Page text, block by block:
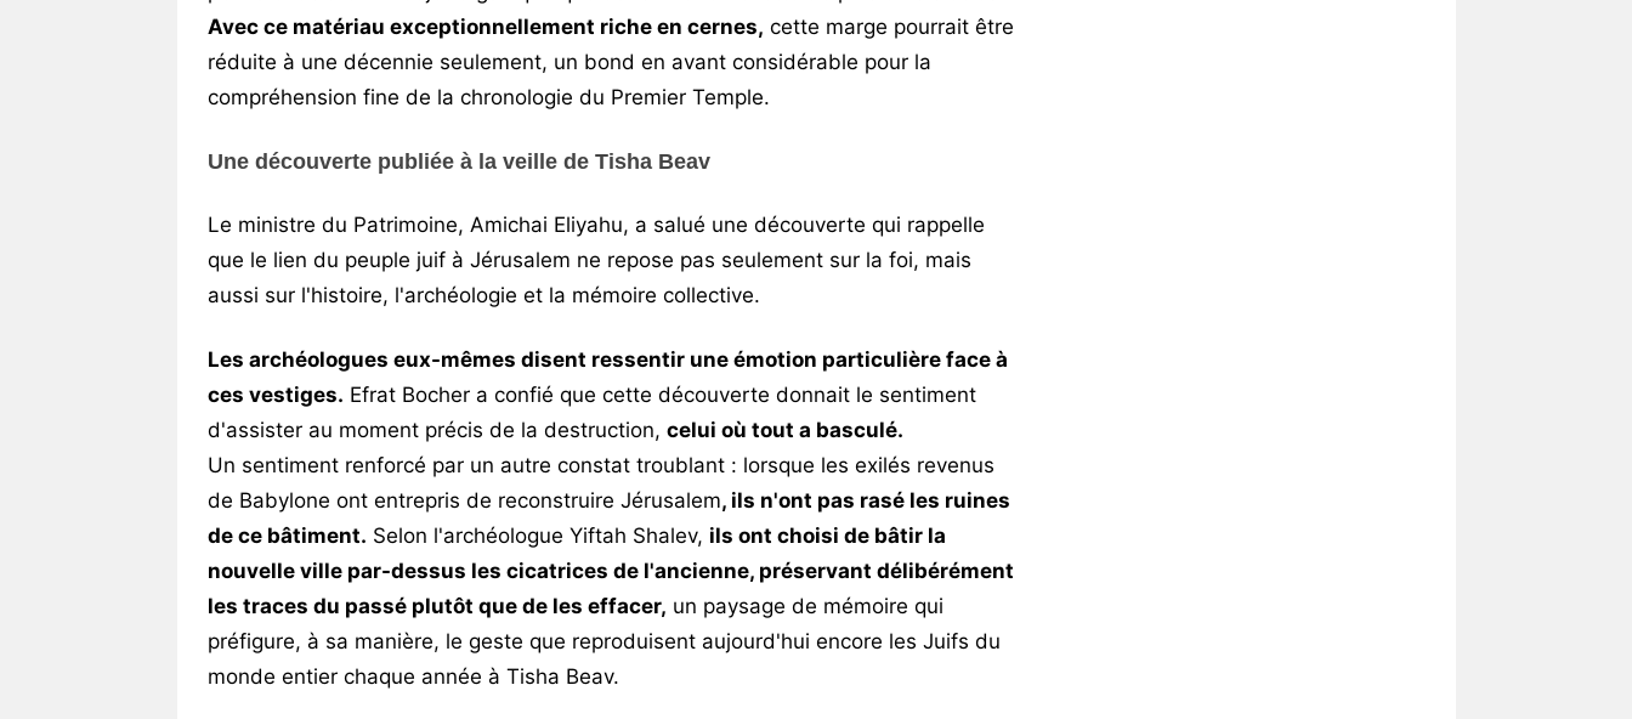
Avec ce matériau exceptionnellement riche en cernes, cette marge pourrait être
réduite à une décennie seulement, un bond en avant considérable pour la
compréhension fine de la chronologie du Premier Temple.
Une découverte publiée à la veille de Tisha Beav
Le ministre du Patrimoine, Amichai Eliyahu, a salué une découverte qui rappelle
que le lien du peuple juif à Jérusalem ne repose pas seulement sur la foi, mais
aussi sur l'histoire, l'archéologie et la mémoire collective.
Les archéologues eux-mêmes disent ressentir une émotion particulière face à
ces vestiges. Efrat Bocher a confié que cette découverte donnait le sentiment
d'assister au moment précis de la destruction, celui où tout a basculé.
Un sentiment renforcé par un autre constat troublant : lorsque les exilés revenus
de Babylone ont entrepris de reconstruire Jérusalem, ils n'ont pas rasé les ruines
de ce bâtiment. Selon l'archéologue Yiftah Shalev, ils ont choisi de bâtir la
nouvelle ville par-dessus les cicatrices de l'ancienne, préservant délibérément
les traces du passé plutôt que de les effacer, un paysage de mémoire qui
préfigure, à sa manière, le geste que reproduisent aujourd'hui encore les Juifs du
monde entier chaque année à Tisha Beav.